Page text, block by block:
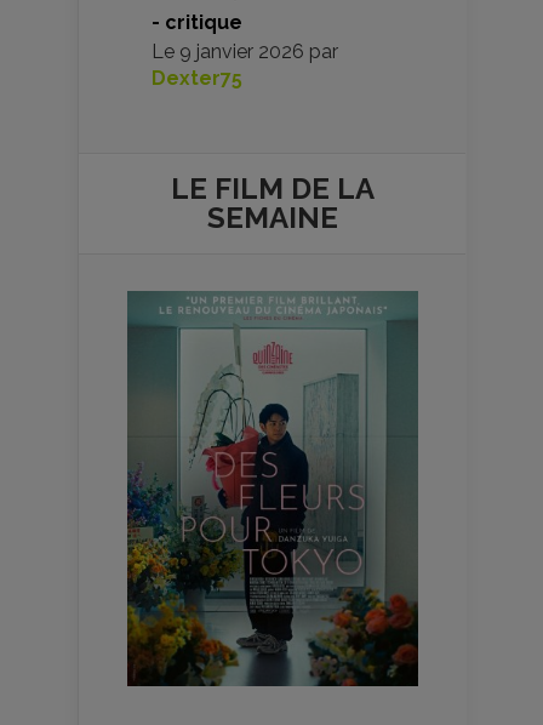
- critique
Le 9 janvier 2026 par
Dexter75
LE FILM DE LA
SEMAINE